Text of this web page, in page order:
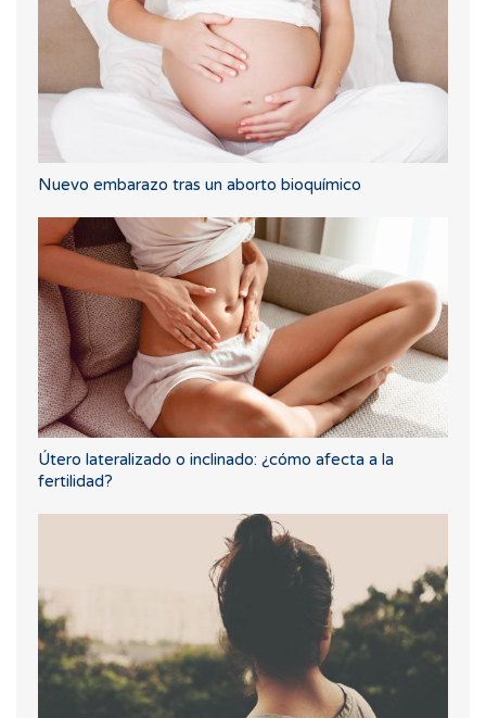
Nuevo embarazo tras un aborto bioquímico
Útero lateralizado o inclinado: ¿cómo afecta a la
fertilidad?